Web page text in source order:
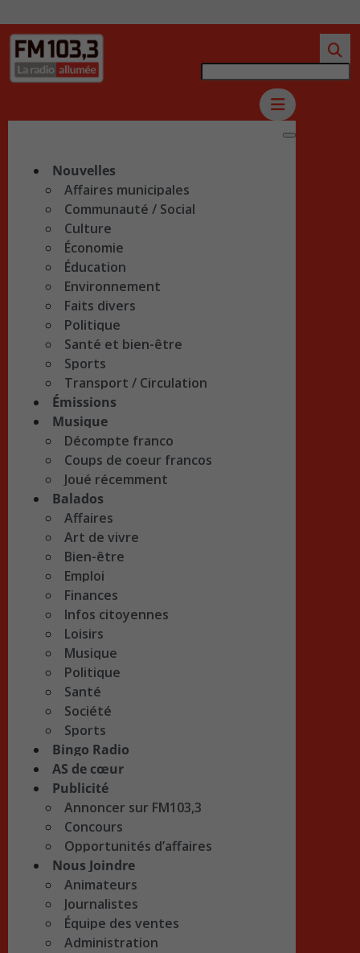
Nouvelles
Affaires municipales
Communauté / Social
Culture
Économie
Éducation
Environnement
Faits divers
Politique
Santé et bien-être
Sports
Transport / Circulation
Émissions
Musique
Décompte franco
Coups de coeur francos
Joué récemment
Balados
Affaires
Art de vivre
Bien-être
Emploi
Finances
Infos citoyennes
Loisirs
Musique
Politique
Santé
Société
Sports
Bingo Radio
AS de cœur
Publicité
Annoncer sur FM103,3
Concours
Opportunités d’affaires
Nous Joindre
Animateurs
Journalistes
Équipe des ventes
Administration